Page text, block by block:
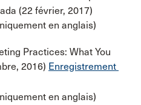
(22 février, 2017)
en anglais)
Practices: What You
2016) Enregistrement
en anglais)